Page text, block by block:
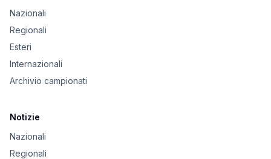
Nazionali
Regionali
Esteri
Internazionali
Archivio campionati
Notizie
Nazionali
Regionali